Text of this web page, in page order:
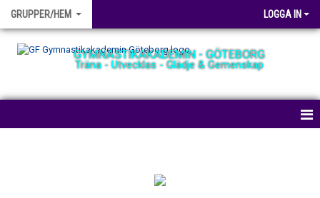
GRUPPER/HEM LOGGA IN
GYMNASTIKAKADEMIN - GÖTEBORG
Träna - Utvecklas - Glädje & Gemenskap